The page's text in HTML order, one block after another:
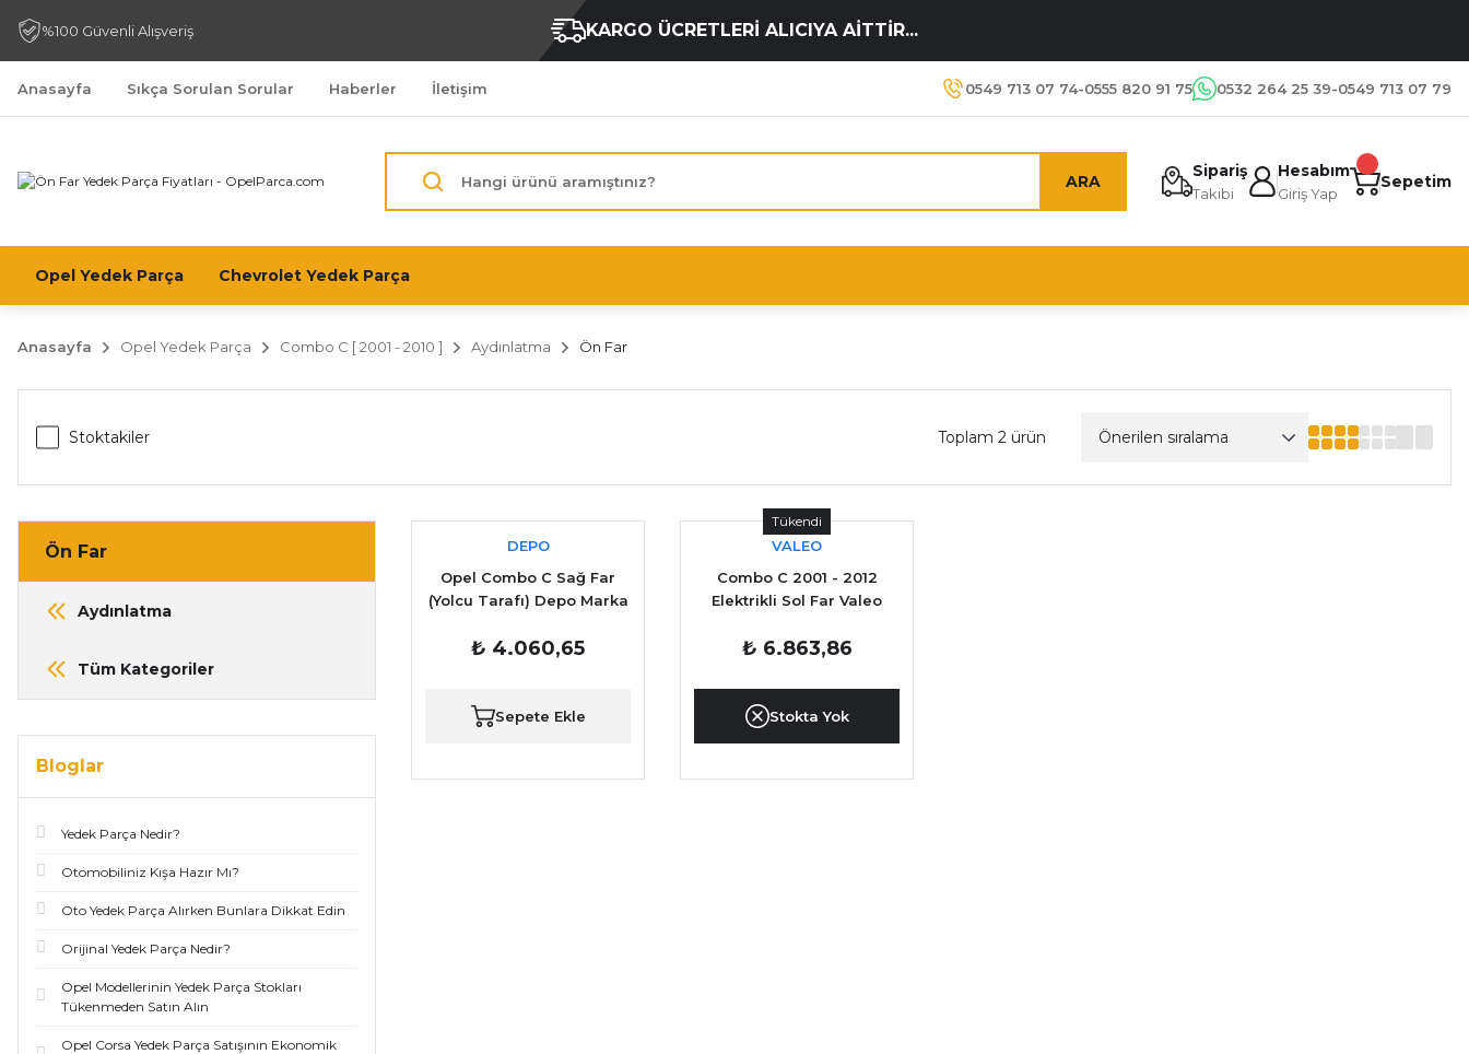
%100 Güvenli Alışveriş KARGO ÜCRETLERİ ALICIYA AİTTİR...
Anasayfa Sıkça Sorulan Sorular Haberler İletişim 0549 713 07 74-0555 820 91 75 0532 264 25 39-0549 713 07 79
ARA
Sipariş
Takibi
Hesabım
Giriş Yap
Sepetim
Opel Yedek Parça Chevrolet Yedek Parça
Anasayfa Opel Yedek Parça Combo C [ 2001 - 2010 ] Aydınlatma Ön Far
Stoktakiler Toplam 2 ürün
Ön Far
Aydınlatma
Tüm Kategoriler
Bloglar
Yedek Parça Nedir?
Otomobiliniz Kışa Hazır Mı?
Oto Yedek Parça Alırken Bunlara Dikkat Edin
Orijinal Yedek Parça Nedir?
Opel Modellerinin Yedek Parça Stokları
Tükenmeden Satın Alın
Opel Corsa Yedek Parça Satışının Ekonomik
DEPO
Opel Combo C Sağ Far
(Yolcu Tarafı) Depo Marka
₺ 4.060,65
Sepete Ekle
Tükendi
VALEO
Combo C 2001 - 2012
Elektrikli Sol Far Valeo
₺ 6.863,86
Stokta Yok